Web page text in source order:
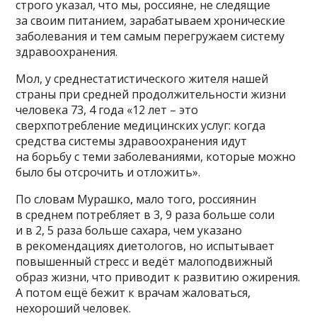
строго указал, что мы, россияне, не следящие
за своим питанием, зарабатываем хронические
заболевания и тем самым перегружаем систему
здравоохранения.
Мол, у среднестатистического жителя нашей
страны при средней продолжительности жизни
человека 73, 4 года «12 лет – это
сверхпотребление медицинских услуг: когда
средства системы здравоохранения идут
на борьбу с теми заболеваниями, которые можно
было бы отсрочить и отложить».
По словам Мурашко, мало того, россиянин
в среднем потребляет в 3, 9 раза больше соли
и в 2, 5 раза больше сахара, чем указано
в рекомендациях диетологов, но испытывает
повышенный стресс и ведёт малоподвижный
образ жизни, что приводит к развитию ожирения.
А потом ещё бежит к врачам жаловаться,
нехороший человек.